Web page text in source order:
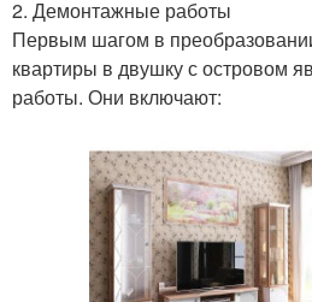
2. Демонтажные работы
Первым шагом в
квартиры в двушку с островом
работы. Они включают: